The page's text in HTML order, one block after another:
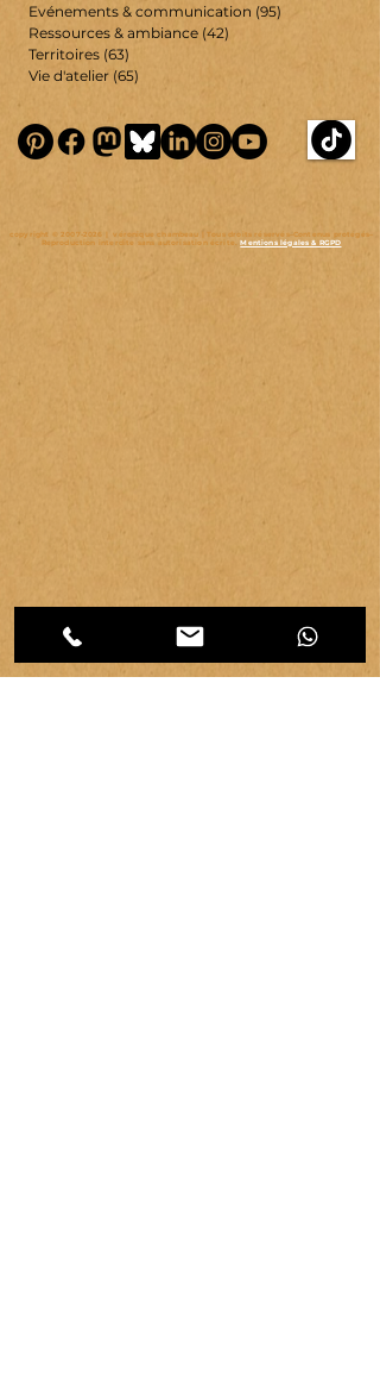
Evénements & communication (95)
Ressources & ambiance (42)
Territoires (63)
Vie d'atelier (65)
copyright © 2007-2026
| véronique chambeau | Tous droits réservés–Contenus protégés–
Reproduction interdite sans autorisation écrite.Mentions légales & RGPD